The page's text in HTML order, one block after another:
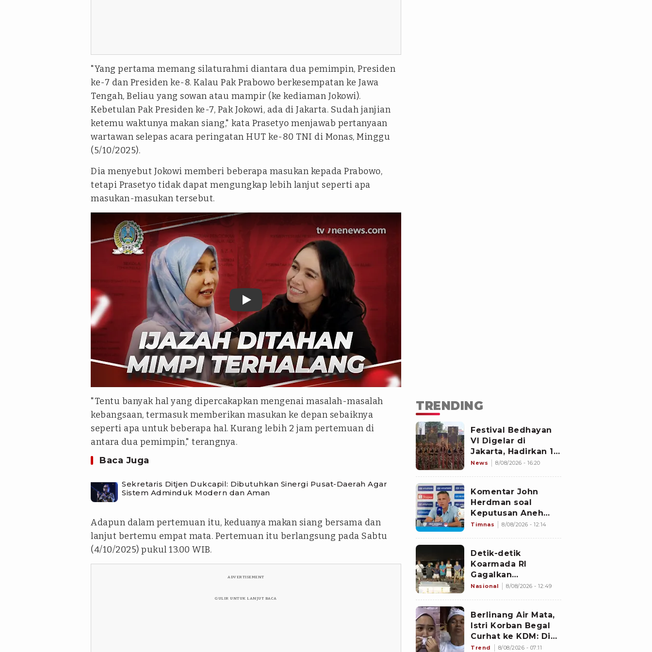
"Yang pertama memang silaturahmi diantara dua pemimpin, Presiden
ke-7 dan Presiden ke-8. Kalau Pak Prabowo berkesempatan ke Jawa
Tengah, Beliau yang sowan atau mampir (ke kediaman Jokowi).
Kebetulan Pak Presiden ke-7, Pak Jokowi, ada di Jakarta. Sudah janjian
ketemu waktunya makan siang," kata Prasetyo menjawab pertanyaan
wartawan selepas acara peringatan HUT ke-80 TNI di Monas, Minggu
(5/10/2025).
Dia menyebut Jokowi memberi beberapa masukan kepada Prabowo,
tetapi Prasetyo tidak dapat mengungkap lebih lanjut seperti apa
masukan-masukan tersebut.
tvonenews
"Tentu banyak hal yang dipercakapkan mengenai masalah-masalah
kebangsaan, termasuk memberikan masukan ke depan sebaiknya
seperti apa untuk beberapa hal. Kurang lebih 2 jam pertemuan di
antara dua pemimpin," terangnya.
Baca Juga
Sekretaris Ditjen Dukcapil: Dibutuhkan Sinergi Pusat-Daerah Agar
Sistem Adminduk Modern dan Aman
Adapun dalam pertemuan itu, keduanya makan siang bersama dan
lanjut bertemu empat mata. Pertemuan itu berlangsung pada Sabtu
(4/10/2025) pukul 13.00 WIB.
ADVERTISEMENT
GULIR UNTUK LANJUT BACA
TRENDING
Festival Bedhayan
VI Digelar di
Jakarta, Hadirkan 16
Kelompok Tari dari
News 8/08/2026 - 16:20
Komentar John
Herdman soal
Keputusan Aneh
Wasit Laga Timnas
AFF 2026: Percuma
Bahas Itu
Timnas 8/08/2026 - 12:14
Detik-detik
Koarmada RI
Gagalkan
Penyelundupan 1,3
Perairan Bintan
Nasional 8/08/2026 - 12:49
Berlinang Air Mata,
Istri Korban Begal
Curhat ke KDM: Dia
Abis Shalat Tahajud
Trend 8/08/2026 - 07:11